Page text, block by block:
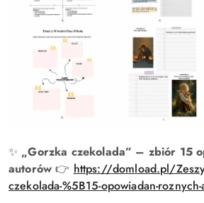
✨ „Gorzka czekolada” – zbiór 15
autorów👉 https://domload.pl/
czekolada-%5B15-opowiadan-